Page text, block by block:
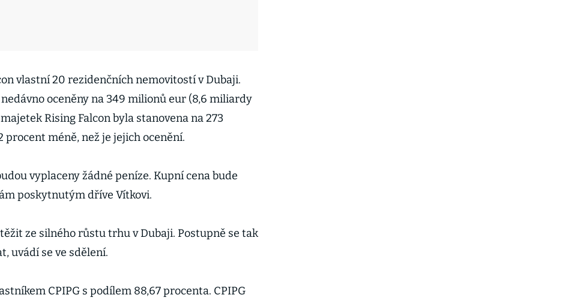
vlastní 20 rezidenčních nemovitostí v Dubaji.
oceněny na 349 milionů eur (8,6 miliardy
Rising Falcon byla stanovena na 273
procent méně, než je jejich ocenění.
vyplaceny žádné peníze. Kupní cena bude
poskytnutým dříve Vítkovi.
ze silného růstu trhu v Dubaji. Postupně se tak
uvádí se ve sdělení.
CPIPG s podílem 88,67 procenta. CPIPG